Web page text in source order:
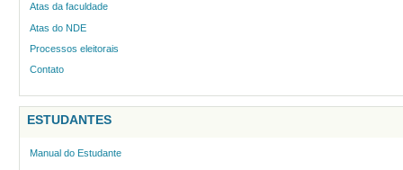
Atas da faculdade
Atas do NDE
Processos eleitorais
Contato
ESTUDANTES
Manual do Estudante